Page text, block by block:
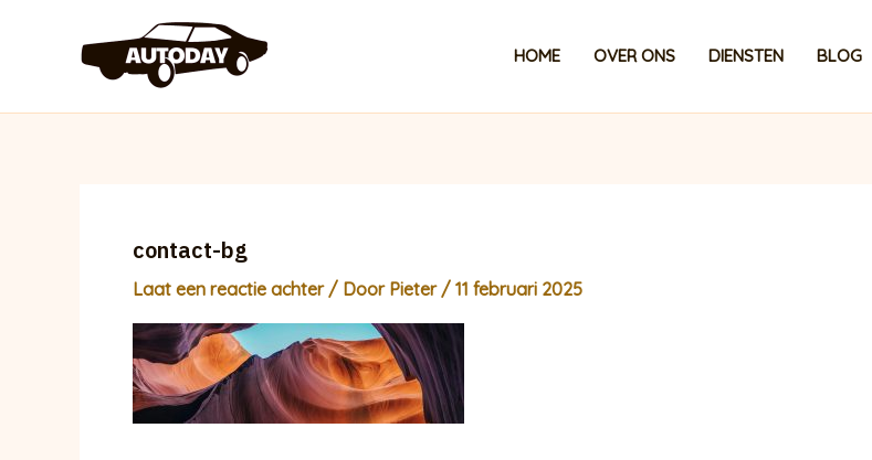
HOME OVER ONS DIENSTEN BLOG
contact-bg
Laat een reactie achter / Door Pieter/ 11 februari 2025